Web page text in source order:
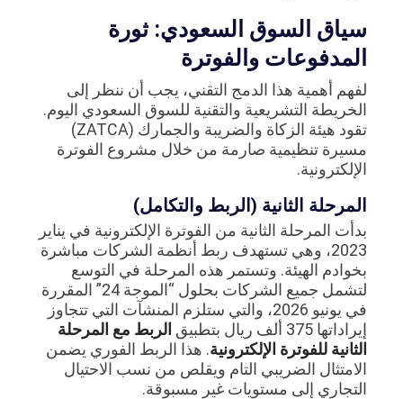
سياق السوق السعودي: ثورة
المدفوعات والفوترة
لفهم أهمية هذا الدمج التقني، يجب أن ننظر إلى
الخريطة التشريعية والتقنية للسوق السعودي اليوم.
تقود هيئة الزكاة والضريبة والجمارك (ZATCA)
مسيرة تنظيمية صارمة من خلال مشروع الفوترة
الإلكترونية.
المرحلة الثانية (الربط والتكامل)
بدأت المرحلة الثانية من الفوترة الإلكترونية في يناير
2023، وهي تستهدف ربط أنظمة الشركات مباشرة
بخوادم الهيئة. وتستمر هذه المرحلة في التوسع
لتشمل جميع الشركات بحلول “الموجة 24” المقررة
في يونيو 2026، والتي ستلزم المنشآت التي تتجاوز
إيراداتها 375 ألف ريال بتطبيق
الربط مع المرحلة
الثانية للفوترة الإلكترونية. هذا الربط الفوري يضمن
الامتثال الضريبي التام ويقلص من نسب الاحتيال
التجاري إلى مستويات غير مسبوقة.